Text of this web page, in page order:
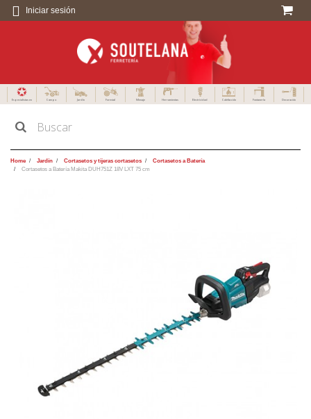
Iniciar sesión
Especialistas en Campo Jardín Forestal Menaje Herramientas Electricidad Calefacción Fontanería Decoración
Home Jardín Cortasetos y tijeras cortasetos
Cortasetos a Batería
Cortasetos a Batería Makita DUH751Z 18V LXT 75 cm